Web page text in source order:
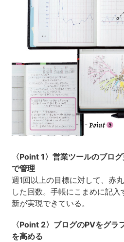
〈Point 1〉営業ツールのブロ
で管理
週1回以上の目標に対して、赤
した回数。手帳にこまめに記
新が実現できている。
〈Point 2〉ブログのPVをグラ
を高める